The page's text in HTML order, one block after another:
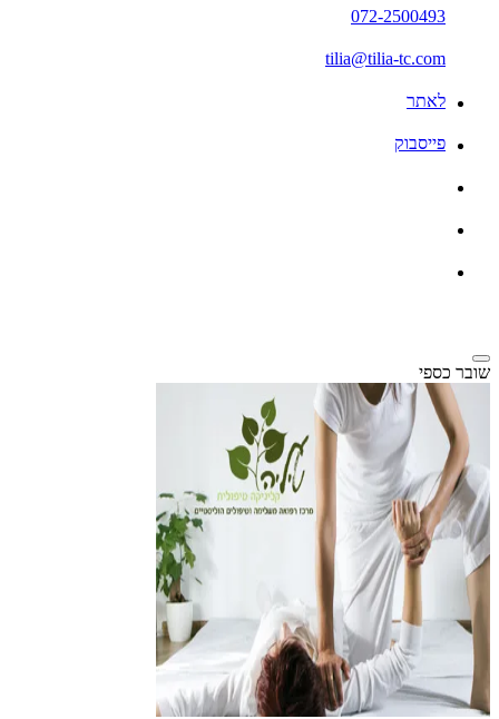
072-2500493
tilia@tilia-tc.com
לאתר
פייסבוק
שובר כספי